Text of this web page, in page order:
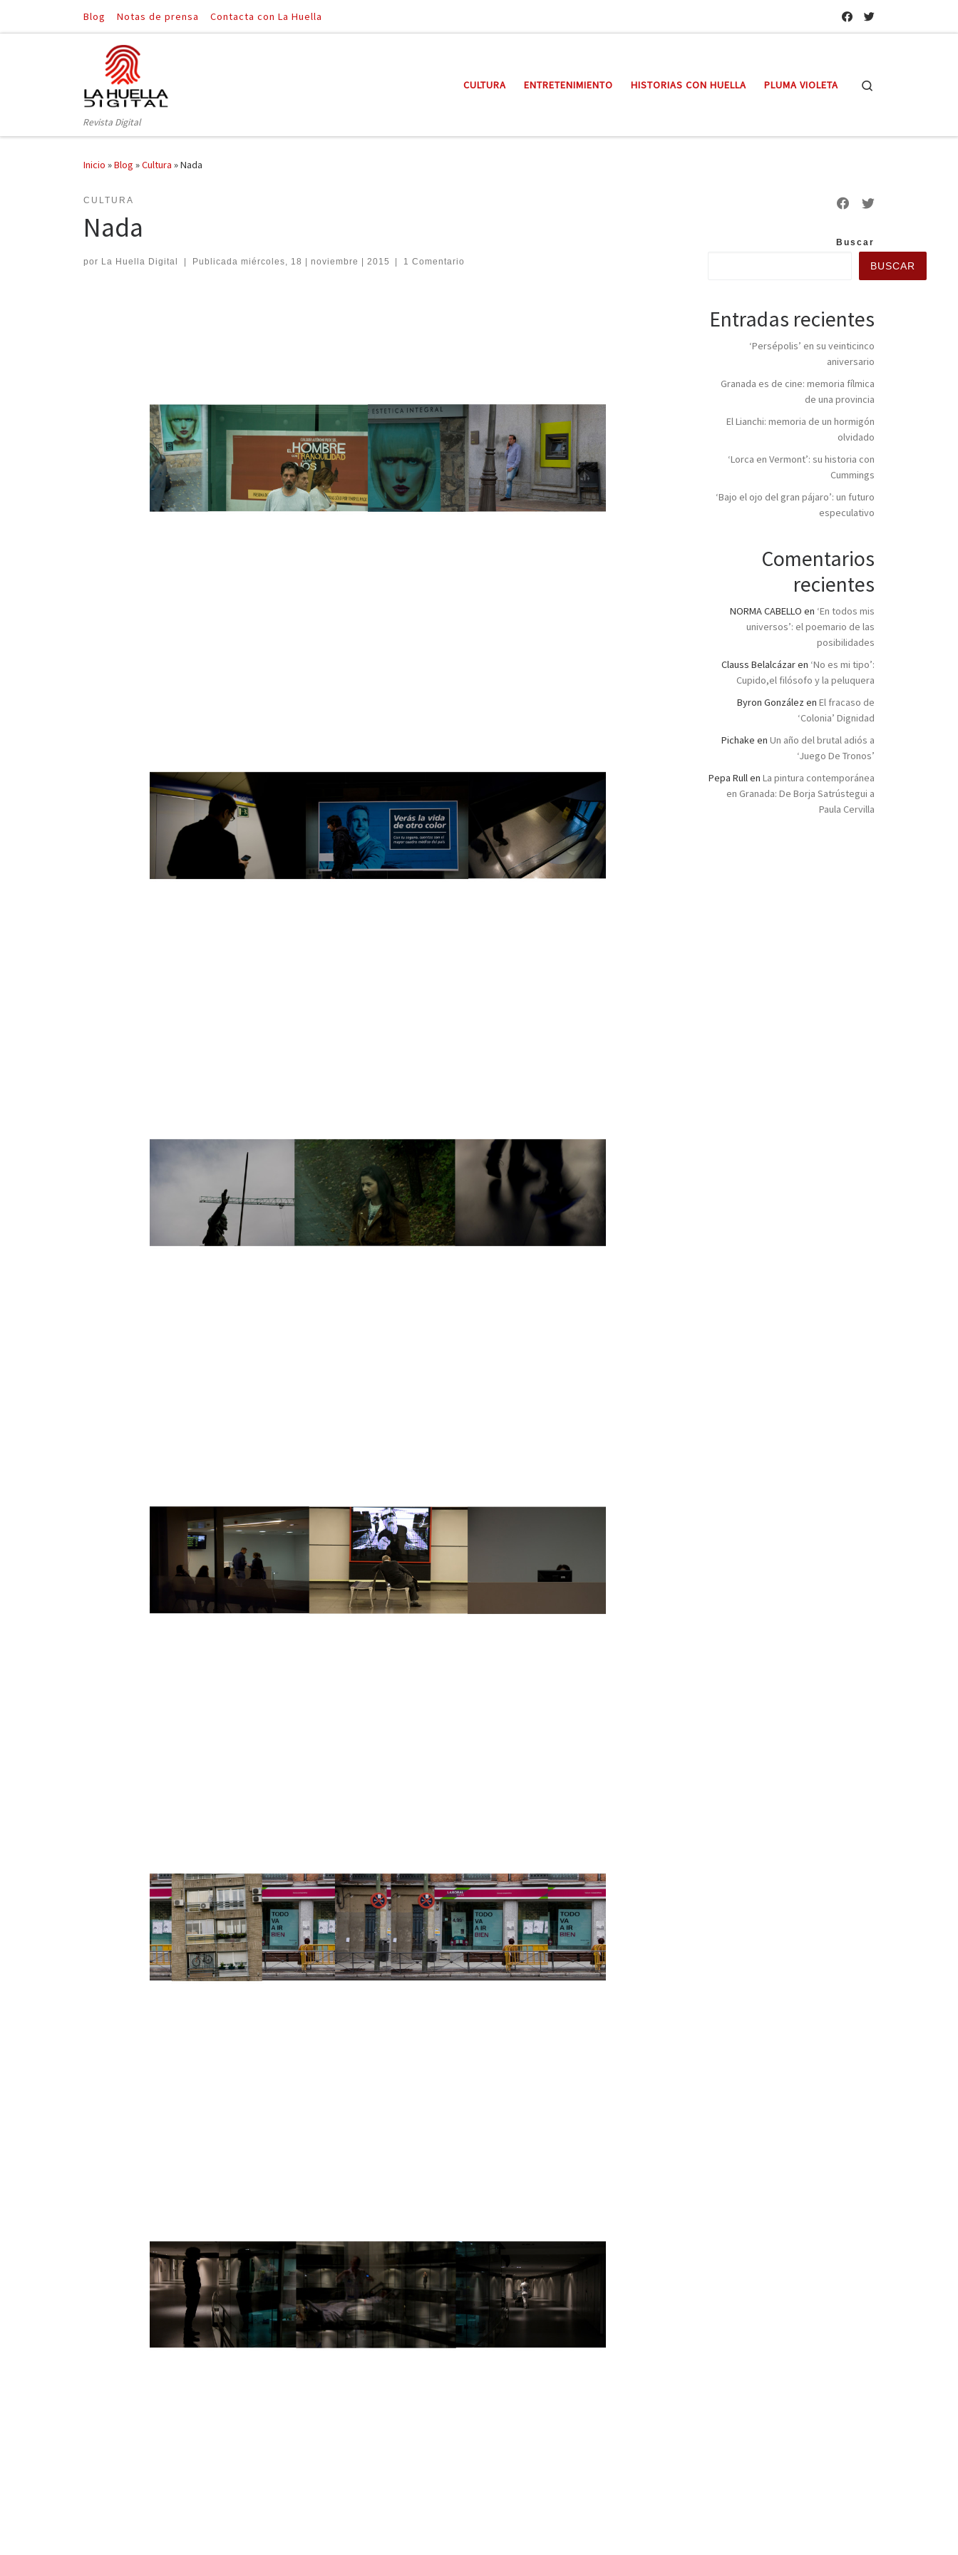
Saltar al contenido
Blog Notas de prensa Contacta con La Huella
Revista Digital
CULTURA ENTRETENIMIENTO HISTORIAS CON HUELLA PLUMA VIOLETA
Inicio »Blog »Cultura »Nada
CULTURA
Nada
por La Huella Digital Publicada miércoles, 18 | noviembre | 2015 1 Comentario
Buscar
BUSCAR
Entradas recientes
‘Persépolis’ en su veinticinco
aniversario
Granada es de cine: memoria fílmica
de una provincia
El Lianchi: memoria de un hormigón
olvidado
‘Lorca en Vermont’: su historia con
Cummings
‘Bajo el ojo del gran pájaro’: un futuro
especulativo
Comentarios
recientes
NORMA CABELLO en ‘En todos mis
universos’: el poemario de las
posibilidades
Clauss Belalcázaren ‘No es mi tipo’:
Cupido,el filósofo y la peluquera
Byron González en El fracaso de
‘Colonia’ Dignidad
Pichake en Un año del brutal adiós a
‘Juego De Tronos’
Pepa Rullen La pintura contemporánea
en Granada: De Borja Satrústegui a
Paula Cervilla